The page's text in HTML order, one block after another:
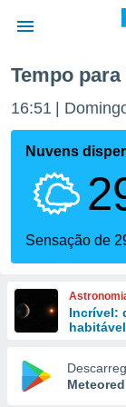
da
foi
fornecidas
a este
das
e
forma
digital
Tempo
16:51
Nuvens
Sensação de
Incrível: